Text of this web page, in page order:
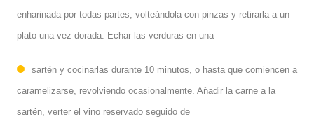
enharinada por todas partes, volteándola con pinzas y retirarla a un
plato una vez dorada. Echar las verduras en una
sartén y cocinarlas durante 10 minutos, o hasta que comiencen a
caramelizarse, revolviendo ocasionalmente. Añadir la carne a la
sartén, verter el vino reservado seguido de